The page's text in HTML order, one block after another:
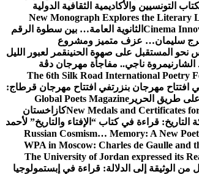
التونسيين والأكاديمية الثقافية الدولية
New Monograph Explores the Literary
Cinema الثانوية العامة… بين سطوة الرقم
سليمان… عزف متميز ومشروع
نحو المستقبل على صهوة الحنينقمر لعبور الليل
مروة ناجي.. مفاجأة مهرجان دڨة
The 6th Silk Road International Poetry
مهرجان بنزرتفي افتتاح مهرجان قرطاج:
طريق الحرير Global Poets Magazine
New Medals and Certificatesكازاخستان
قراءة في كتاب “الإفتاء والتاريخ” لأحمد
Russian Cosmism… Memory: A New
WPA in Moscow: Charles de Gaulle and
The University of Jordan expressed its
من الوثيقة إلى الدلالة: قراءة في إبستمولوجيا